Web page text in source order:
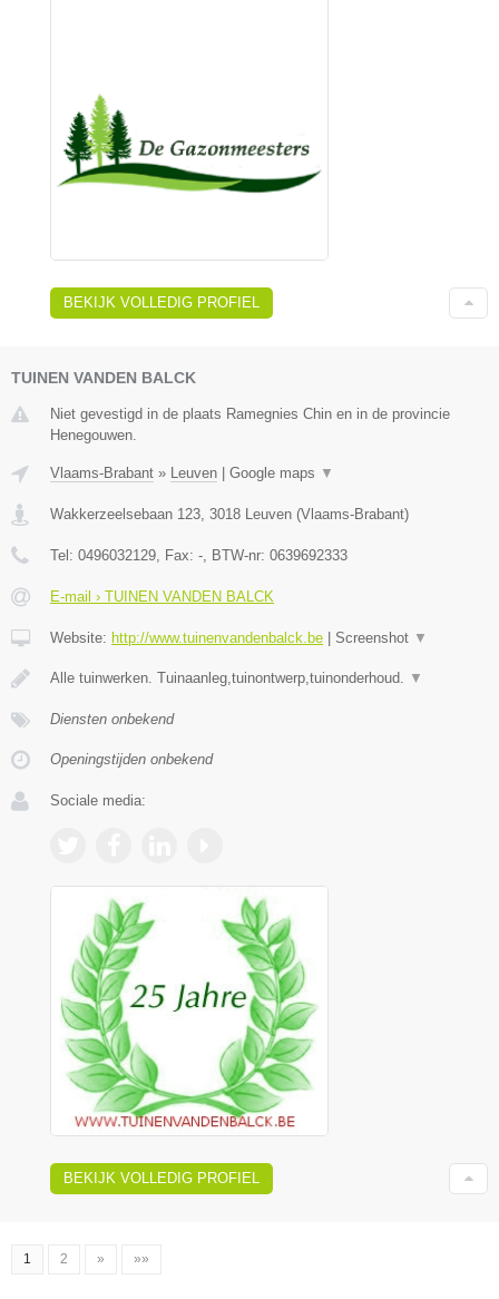
BEKIJK VOLLEDIG PROFIEL
TUINEN VANDEN BALCK
Niet gevestigd in de plaats Ramegnies Chin en in de provincie
Henegouwen.
Vlaams-Brabant » Leuven Google maps ▼
Wakkerzeelsebaan 123 3018 Leuven (Vlaams-Brabant)
Tel: 0496032129 , Fax: - , BTW-nr: 0639692333
E-mail › TUINEN VANDEN BALCK
Website: http://www.tuinenvandenbalck.be Screenshot ▼
Alle tuinwerken. Tuinaanleg,tuinontwerp,tuinonderhoud. ▼
Diensten onbekend
Openingstijden onbekend
Sociale media:
BEKIJK VOLLEDIG PROFIEL
1 2 » »»